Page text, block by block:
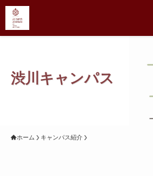
渋川キャンパス
ホーム キャンパス紹介